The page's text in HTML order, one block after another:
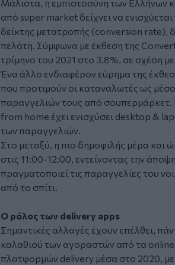
Μάλιστα, η εμπιστοσύνη των Ελλήνων
από super market δείχνει να
δείκτης μετατροπής (conversion rate),
πελάτη. Σύμφωνα με έκθεση της
τρίμηνο του 2021 στο 3,8%, σε σχέση
Ένα άλλο ενδιαφέρον εύρημα της
που προτιμούν οι καταναλωτές ως
παραγγελιών τους από σουπερμάρκετ.
from home έχει ενισχύσει desktop &
των παραγγελιών.
Στο μεταξύ, η πιο δημοφιλής μέρα και
στις 11:00-12:00, εντείνοντας την
πραγματοποιεί τις παραγγελίες του
από το σπίτι.
Ο ρόλος των delivery apps
Σημαντικές αλλαγές έχουν επέλθει,
καλαθιού των αγοραστών από τα
πλατφορμών delivery μέσα στο 2020,